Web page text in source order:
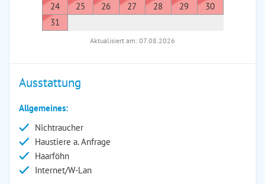
24
25 26 27 28 29
30
31
Aktualisiert am: 07.08.2026
Ausstattung
Allgemeines:
Nichtraucher
Haustiere a. Anfrage
Haarföhn
Internet/W-Lan